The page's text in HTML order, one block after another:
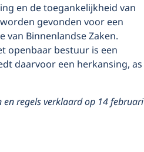
en de toegankelijkheid van
gevonden voor een
Binnenlandse Zaken.
openbaar bestuur is een
daarvoor een herkansing, as
en regels verklaard op 14 februari